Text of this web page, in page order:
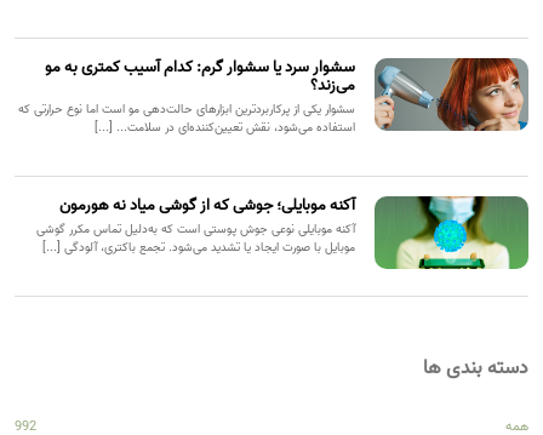
سشوار سرد یا سشوار گرم: کدام آسیب کمتری به مو
می‌زند؟
سشوار یکی از پرکاربردترین ابزارهای حالت‌دهی مو است اما نوع حرارتی که
استفاده می‌شود، نقش تعیین‌کننده‌ای در سلامت... [...]
آکنه موبایلی؛ جوشی که از گوشی میاد نه هورمون
آکنه موبایلی نوعی جوش پوستی است که به‌دلیل تماس مکرر گوشی
موبایل با صورت ایجاد یا تشدید می‌شود. تجمع باکتری، آلودگی [...]
دسته بندی ها
همه 992